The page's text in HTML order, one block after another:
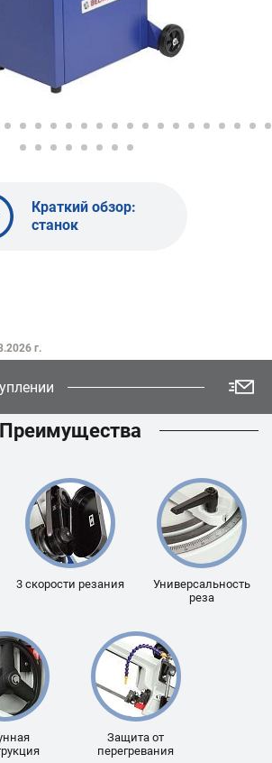
Краткий обзор:
станок
г.
Преимущества
3 скорости резания
Универсальность
реза
Защита от
перегревания